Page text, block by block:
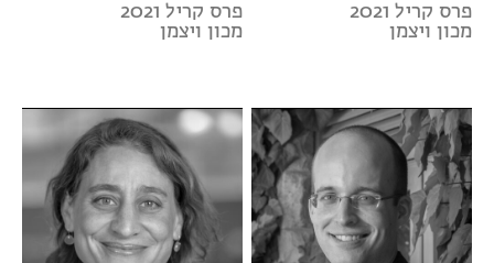
פרס קריל 2021
מכון ויצמן
פרס קריל 2021
מכון ויצמן